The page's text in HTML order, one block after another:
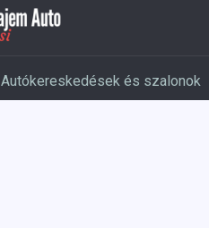
Autókereskedések és szalonok